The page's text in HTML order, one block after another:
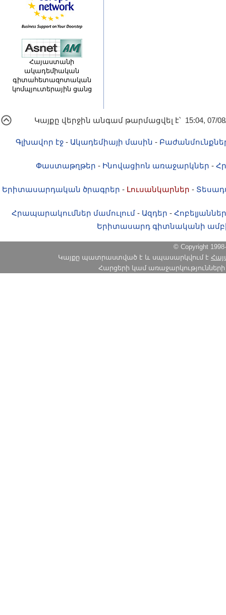
Հայաստանի
ակադեմիական
գիտահետազոտական
կոմպյուտերային ցանց
Կայքը վերջին անգամ թարմացվել է՝ 15:04, 07/
Գլխավոր էջ - Ակադեմիայի մասին -
Փաստաթղթեր - Ինովացիոն առաջարկներ -
Երիտասարդական ծրագրեր - Լուսանկարներ -
Հրապարակումներ մամուլում- Ազդեր - Հոբելյաններ
Երիտասարդ գիտնականի
© Copyright
Կայքը պատրաստված է և սպասարկվում է
Հարցերի կամ առաջարկությունների